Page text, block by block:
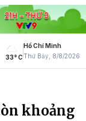
33° C
Hồ Chí Minh
Thứ Bảy, 8/8/2026
khoảng